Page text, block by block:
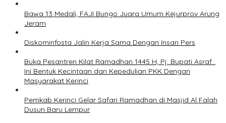
Bawa 13 Medali, FAJI Bungo Juara Umum Kejurprov Arung
Jeram
Diskominfosta Jalin Kerja Sama Dengan Insan Pers
Buka Pesantren Kilat Ramadhan 1445 H, Pj. Bupati Asraf :
Ini Bentuk Kecintaan dan Kepedulian PKK Dengan
Masyarakat Kerinci
Pemkab Kerinci Gelar Safari Ramadhan di Masjid Al Falah
Dusun Baru Lempur